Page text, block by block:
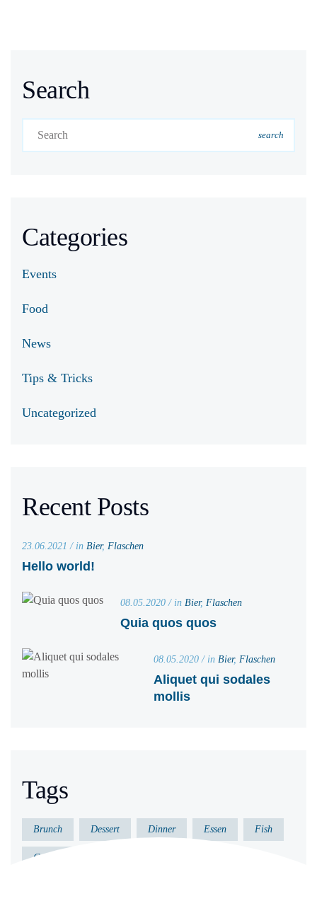
Search
search
Categories
Events
Food
News
Tips & Tricks
Uncategorized
Recent Posts
23.06.2021 / in Bier, Flaschen
Hello world!
08.05.2020 / in Bier, Flaschen
Quia quos quos
08.05.2020 / in Bier, Flaschen
Aliquet qui sodales
mollis
Tags
Brunch Dessert Dinner Essen Fish
Gericht